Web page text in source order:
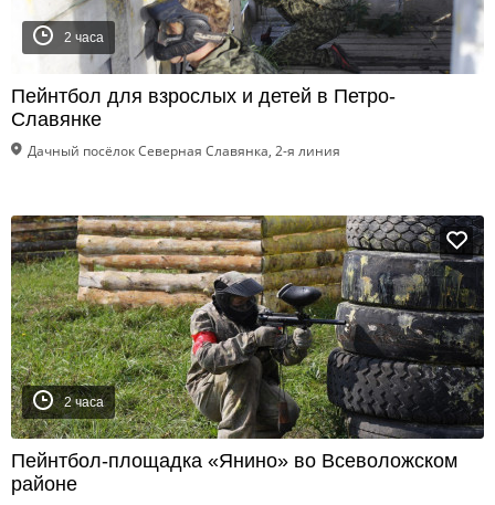
2 часа
Пейнтбол для взрослых и детей в Петро-
Славянке
Дачный посёлок Северная Славянка, 2-я линия
2 часа
Пейнтбол-площадка «Янино» во Всеволожском
районе